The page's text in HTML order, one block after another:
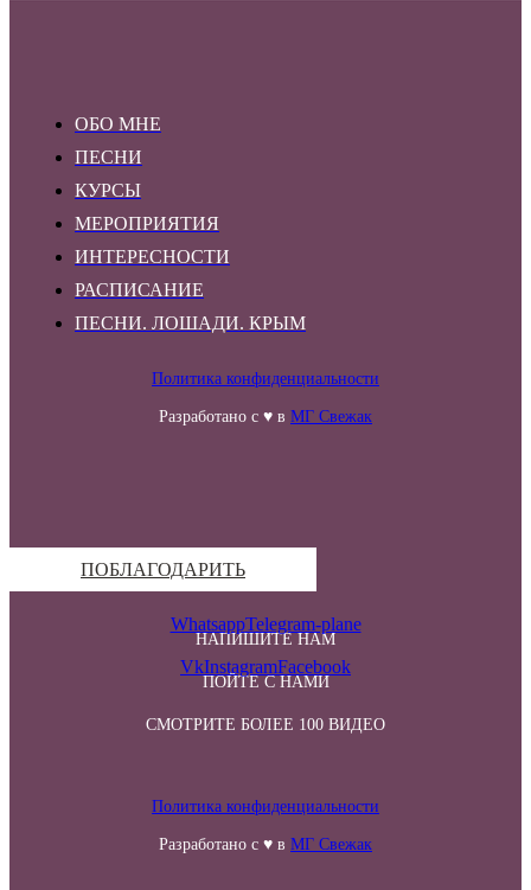
ОБО МНЕ
ПЕСНИ
КУРСЫ
МЕРОПРИЯТИЯ
ИНТЕРЕСНОСТИ
РАСПИСАНИЕ
ПЕСНИ. ЛОШАДИ. КРЫМ
Политика конфиденциальности
Разработано с ♥ в МГ Свежак
ПОБЛАГОДАРИТЬ
НАПИШИТЕ НАМ
WhatsappTelegram-plane
ПОЙТЕ С НАМИ
VkInstagramFacebook
СМОТРИТЕ БОЛЕЕ 100 ВИДЕО
Политика конфиденциальности
Разработано с ♥ в МГ Свежак